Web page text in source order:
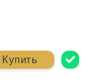
Купить